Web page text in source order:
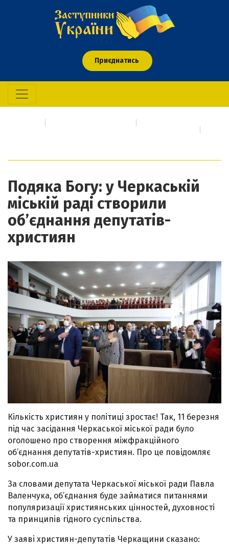
Приєднатись
Подяка Богу: у Черкаській
міській раді створили
об’єднання депутатів-
християн
Кількість християн у політиці зростає! Так, 11 березня
під час засідання Черкаської міської ради було
оголошено про створення міжфракційного
об’єднання депутатів-християн. Про це повідомляє
sobor.com.ua
За словами депутата Черкаської міської ради Павла
Валенчука, об’єднання буде займатися питаннями
популяризації християнських цінностей, духовності
та принципів гідного суспільства.
У заяві християн-депутатів Черкащини сказано: